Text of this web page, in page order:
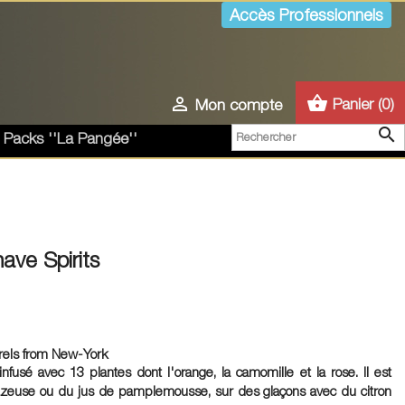
Accès Professionnels
 Mon compte shopping_basket Panier (0)

Packs ''La Pangée''
Spirits
from New-York
avec 13 plantes dont l'orange, la camomille et la rose. Il est
ou du jus de pamplemousse, sur des glaçons avec du citron